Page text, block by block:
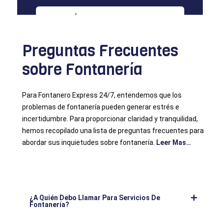
Preguntas Frecuentes
sobre Fontanería
Para Fontanero Express 24/7, entendemos que los
problemas de fontanería pueden generar estrés e
incertidumbre. Para proporcionar claridad y tranquilidad,
hemos recopilado una lista de preguntas frecuentes para
abordar sus inquietudes sobre fontanería. Leer Mas…
¿A Quién Debo Llamar Para Servicios De
Fontanería?